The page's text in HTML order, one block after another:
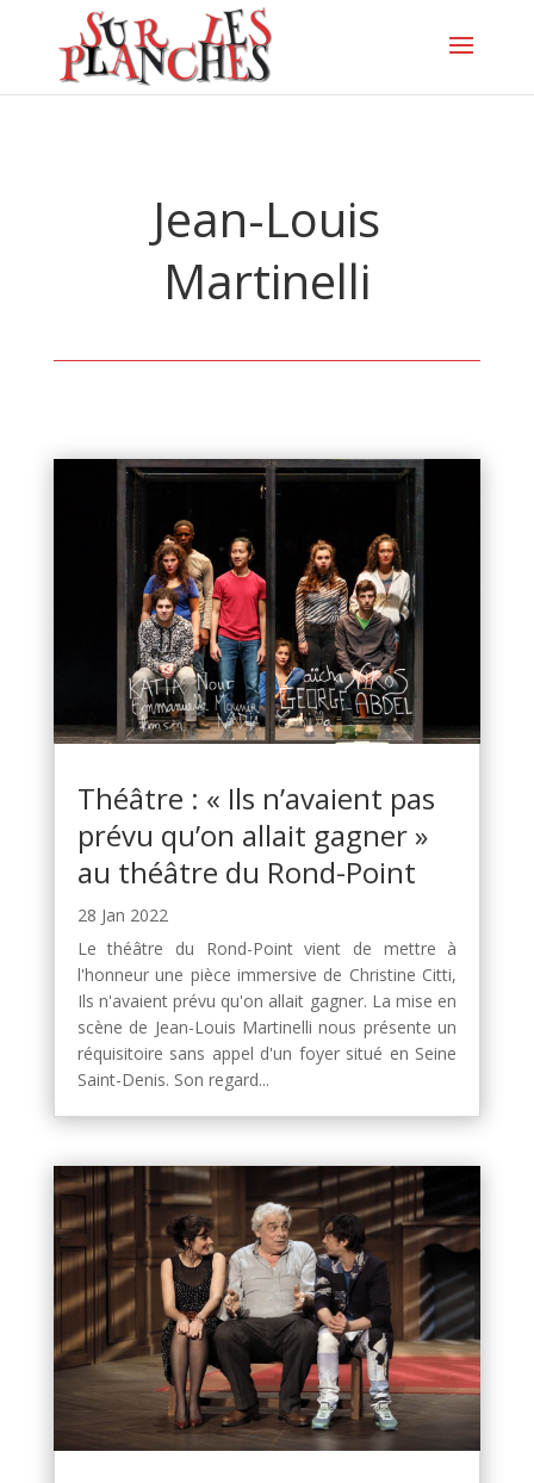
Jean-Louis
Martinelli
Théâtre : « Ils n’avaient pas
prévu qu’on allait gagner »
au théâtre du Rond-Point
28 Jan 2022
Le théâtre du Rond-Point vient de mettre à
l'honneur une pièce immersive de Christine Citti,
Ils n'avaient prévu qu'on allait gagner. La mise en
scène de Jean-Louis Martinelli nous présente un
réquisitoire sans appel d'un foyer situé en Seine
Saint-Denis. Son regard...